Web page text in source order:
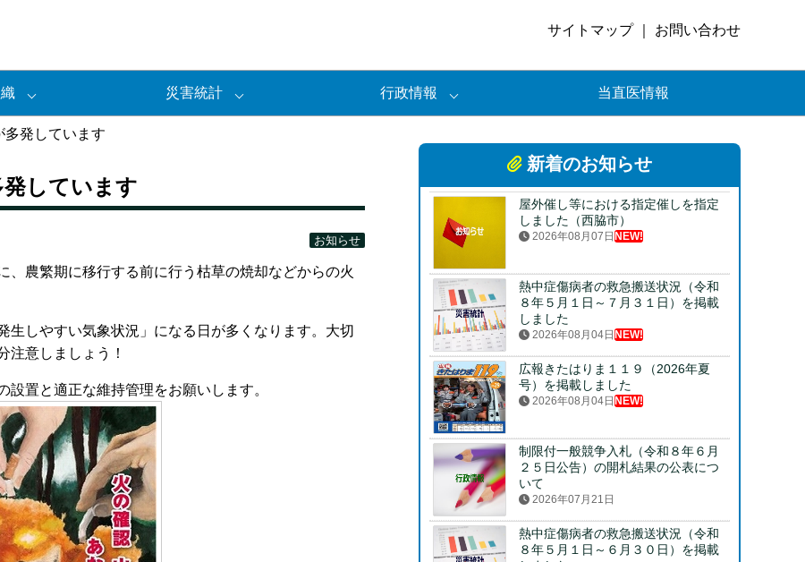
サイトマップ｜ お問い合わせ
災害統計 行政情報 当直医情報
多発しています
しています
お知らせ
農繁期に移行する前に行う枯草の焼却などからの火
しやすい気象状況」になる日が多くなります。大切
注意しましょう！
置と適正な維持管理をお願いします。
新着のお知らせ
屋外催し等における指定催しを指定
しました（西脇市）
2026年08月07日 NEW!
熱中症傷病者の救急搬送状況（令和
８年５月１日～７月３１日）を掲載
しました
2026年08月04日 NEW!
広報きたはりま１１９（2026年夏
号）を掲載しました
2026年08月04日 NEW!
制限付一般競争入札（令和８年６月
２５日公告）の開札結果の公表につ
いて
2026年07月21日
熱中症傷病者の救急搬送状況（令和
８年５月１日～６月３０日）を掲載